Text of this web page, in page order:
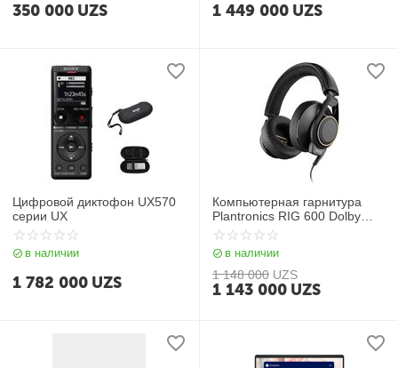
350 000 UZS 1 449 000 UZS
Цифровой диктофон UX570
серии UX
в наличии
1 782 000 UZS
Компьютерная гарнитура
Plantronics RIG 600 Dolby
Atmos
в наличии
1 148 000 UZS
1 143 000 UZS